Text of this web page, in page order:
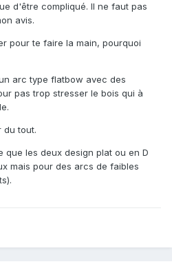
d'être compliqué. Il ne faut pas
avis.
pour te faire la main, pourquoi
arc type flatbow avec des
pas trop stresser le bois qui à
du tout.
que les deux design plat ou en D
mais pour des arcs de faibles